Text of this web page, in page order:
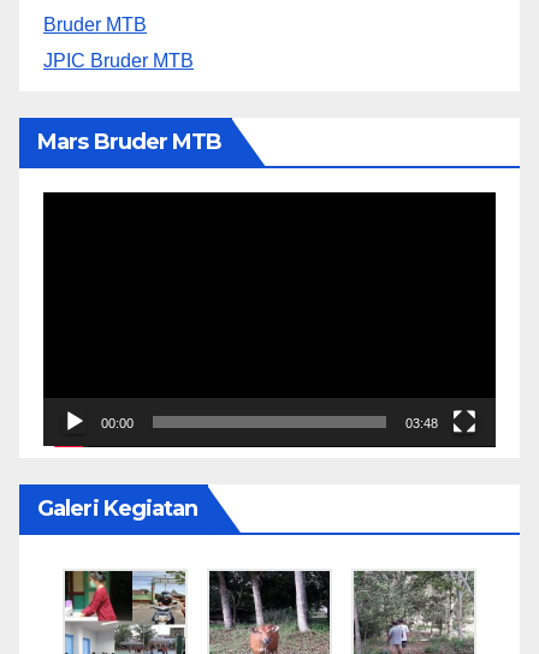
Bruder MTB
JPIC Bruder MTB
Mars Bruder MTB
00:00 03:48
Galeri Kegiatan